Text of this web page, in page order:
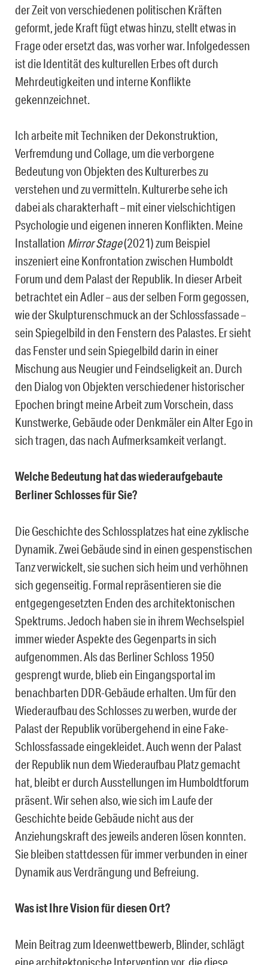
der Zeit von verschiedenen politischen Kräften
geformt, jede Kraft fügt etwas hinzu, stellt etwas in
Frage oder ersetzt das, was vorher war. Infolgedessen
ist die Identität des kulturellen Erbes oft durch
Mehrdeutigkeiten und interne Konflikte
gekennzeichnet.
Ich arbeite mit Techniken der Dekonstruktion,
Verfremdung und Collage, um die verborgene
Bedeutung von Objekten des Kulturerbes zu
verstehen und zu vermitteln. Kulturerbe sehe ich
dabei als charakterhaft – mit einer vielschichtigen
Psychologie und eigenen inneren Konflikten. Meine
Installation Mirror Stage(2021) zum Beispiel
inszeniert eine Konfrontation zwischen Humboldt
Forum und dem Palast der Republik. In dieser Arbeit
betrachtet ein Adler – aus der selben Form gegossen,
wie der Skulpturenschmuck an der Schlossfassade –
sein Spiegelbild in den Fenstern des Palastes. Er sieht
das Fenster und sein Spiegelbild darin in einer
Mischung aus Neugier und Feindseligkeit an. Durch
den Dialog von Objekten verschiedener historischer
Epochen bringt meine Arbeit zum Vorschein, dass
Kunstwerke, Gebäude oder Denkmäler ein Alter Ego in
sich tragen, das nach Aufmerksamkeit verlangt.
Welche Bedeutung hat das wiederaufgebaute
Berliner Schlosses für Sie?
Die Geschichte des Schlossplatzes hat eine zyklische
Dynamik. Zwei Gebäude sind in einen gespenstischen
Tanz verwickelt, sie suchen sich heim und verhöhnen
sich gegenseitig. Formal repräsentieren sie die
entgegengesetzten Enden des architektonischen
Spektrums. Jedoch haben sie in ihrem Wechselspiel
immer wieder Aspekte des Gegenparts in sich
aufgenommen. Als das Berliner Schloss 1950
gesprengt wurde, blieb ein Eingangsportal im
benachbarten DDR-Gebäude erhalten. Um für den
Wiederaufbau des Schlosses zu werben, wurde der
Palast der Republik vorübergehend in eine Fake-
Schlossfassade eingekleidet. Auch wenn der Palast
der Republik nun dem Wiederaufbau Platz gemacht
hat, bleibt er durch Ausstellungen im Humboldtforum
präsent. Wir sehen also, wie sich im Laufe der
Geschichte beide Gebäude nicht aus der
Anziehungskraft des jeweils anderen lösen konnten.
Sie bleiben stattdessen für immer verbunden in einer
Dynamik aus Verdrängung und Befreiung.
Was ist Ihre Vision für diesen Ort?
Mein Beitrag zum Ideenwettbewerb, Blinder, schlägt